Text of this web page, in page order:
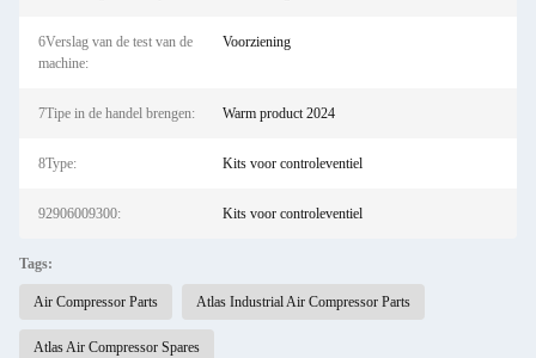
6Verslag van de test van de
machine:
Voorziening
7Tipe in de handel brengen: Warm product 2024
8Type: Kits voor controleventiel
92906009300: Kits voor controleventiel
Tags:
Air Compressor Parts Atlas Industrial Air Compressor Parts
Atlas Air Compressor Spares